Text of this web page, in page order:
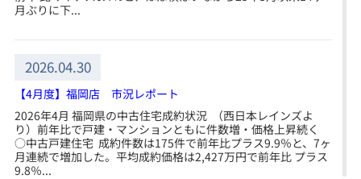
月ぶりに下...
2026.04.30
【4月度】福岡店 市況レポート
2026年4月 福岡県の中古住宅成約状況 （西日本レインズよ
り）前年比で戸建・マンションともに件数増・価格上昇続く
○中古戸建住宅 成約件数は175件で前年比プラス9.9％と、7ヶ
月連続で増加した。平均成約価格は2,427万円で前年比 プラス
9.8％...